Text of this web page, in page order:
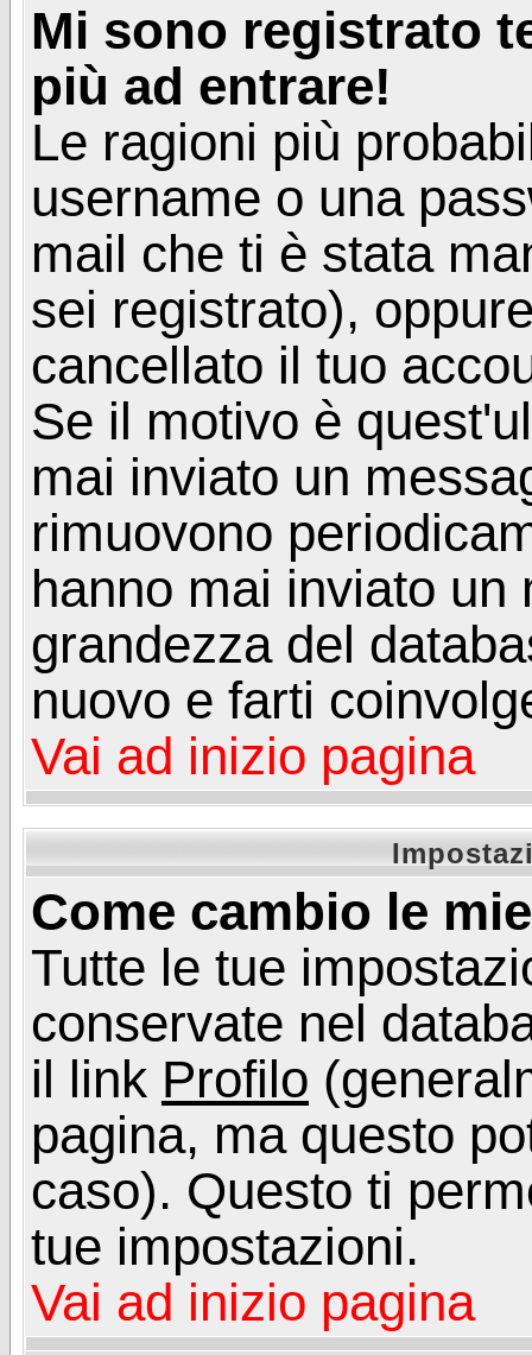
Mi sono registrato
più ad entrare!
Le ragioni più
username o una
mail che ti è stata
sei registrato),
cancellato il tuo
Se il motivo è
mai inviato un
rimuovono
hanno mai inviato
grandezza del
nuovo e farti
Vai ad inizio pagina
Come cambio le
Tutte le tue
conservate nel
il link Profilo
pagina, ma questo
caso). Questo ti
tue impostazioni.
Vai ad inizio pagina